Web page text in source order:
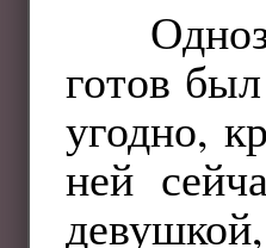
готов
угодно,
ней